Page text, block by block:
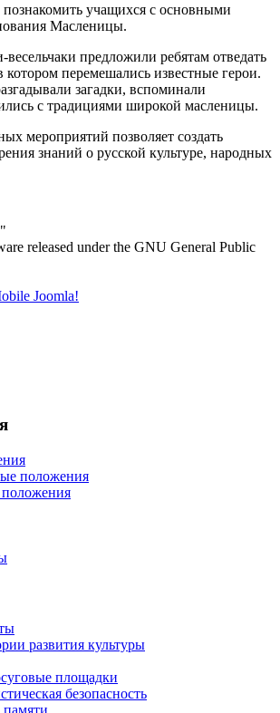
учащихся с основными
Масленицы.
предложили ребятам отведать
котором перемешались известные герои.
загадки, вспоминали
с традициями широкой масленицы.
мероприятий позволяет создать
знаний о русской культуре, народных
released under the GNU General Public
Joomla!
положения
развития культуры
площадки
безопасность